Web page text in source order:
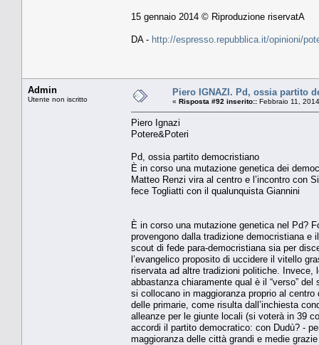
15 gennaio 2014 © Riproduzione riservatA
DA - http://espresso.repubblica.it/opinioni/
Admin
Utente non iscritto
Piero IGNAZI. Pd, ossia partito
« Risposta #92 inserito:: Febbraio 11,
Piero Ignazi
Potere&Poteri
Pd, ossia partito democristiano
È in corso una mutazione genetica dei
Matteo Renzi vira al centro e l’incontro con
fece Togliatti con il qualunquista Giannini
È in corso una mutazione genetica nel Pd?
provengono dalla tradizione democristiana
scout di fede para-democristiana sia per
l’evangelico proposito di uccidere il vitello
riservata ad altre tradizioni politiche. Invece,
abbastanza chiaramente qual è il “verso”
si collocano in maggioranza proprio al
delle primarie, come risulta dall’inchiesta
alleanze per le giunte locali (si voterà in 39
accordi il partito democratico: con Dudù? -
maggioranza delle città grandi e medie